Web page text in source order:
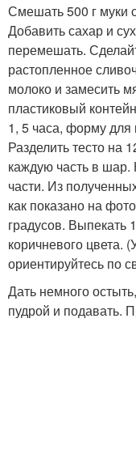
Смешать 500 г муки
Добавить сахар и
перемешать.
растопленное
молоко и замесить
пластиковый
1, 5 часа, форму для
Разделить тесто на
каждую часть в шар.
части. Из
как показано на
градусов. Выпекать
коричневого цвета.
ориентируйтесь по
Дать немного
пудрой и подавать.